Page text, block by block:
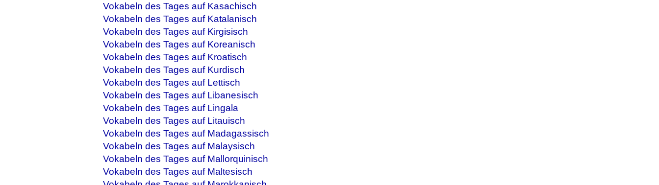
Vokabeln des Tages auf Kasachisch
Vokabeln des Tages auf Katalanisch
Vokabeln des Tages auf Kirgisisch
Vokabeln des Tages auf Koreanisch
Vokabeln des Tages auf Kroatisch
Vokabeln des Tages auf Kurdisch
Vokabeln des Tages auf Lettisch
Vokabeln des Tages auf Libanesisch
Vokabeln des Tages auf Lingala
Vokabeln des Tages auf Litauisch
Vokabeln des Tages auf Madagassisch
Vokabeln des Tages auf Malaysisch
Vokabeln des Tages auf Mallorquinisch
Vokabeln des Tages auf Maltesisch